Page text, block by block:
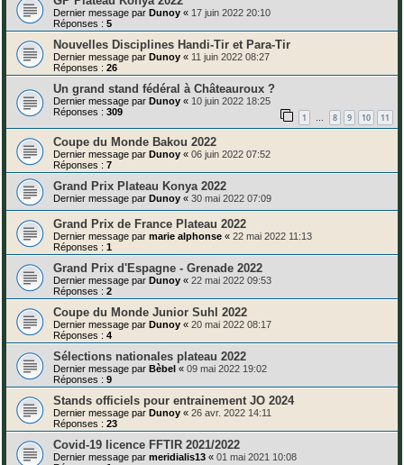
Dernier message par Dunoy « 17 juin 2022 20:10
Réponses : 5
Nouvelles Disciplines Handi-Tir et Para-Tir
Dernier message par Dunoy « 11 juin 2022 08:27
Réponses : 26
Un grand stand fédéral à Châteauroux ?
Dernier message par Dunoy « 10 juin 2022 18:25
Réponses : 309 1 8 9 10 11
Coupe du Monde Bakou 2022
Dernier message par Dunoy « 06 juin 2022 07:52
Réponses : 7
Grand Prix Plateau Konya 2022
Dernier message par Dunoy « 30 mai 2022 07:09
Grand Prix de France Plateau 2022
Dernier message par marie alphonse « 22 mai 2022 11:13
Réponses : 1
Grand Prix d'Espagne - Grenade 2022
Dernier message par Dunoy « 22 mai 2022 09:53
Réponses : 2
Coupe du Monde Junior Suhl 2022
Dernier message par Dunoy « 20 mai 2022 08:17
Réponses : 4
Sélections nationales plateau 2022
Dernier message par Bèbel « 09 mai 2022 19:02
Réponses : 9
Stands officiels pour entrainement JO 2024
Dernier message par Dunoy « 26 avr. 2022 14:11
Réponses : 23
Covid-19 licence FFTIR 2021/2022
Dernier message par meridialis13 « 01 mai 2021 10:08